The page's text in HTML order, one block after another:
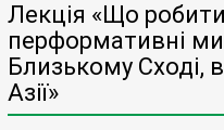
Лекція «Що
перформативні
Близькому Сході,
Азії»